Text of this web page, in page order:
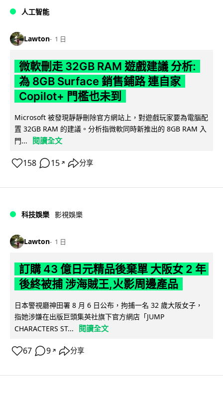
人工智能
Lawton 1 日
微軟刪走 32GB RAM 遊戲建議 分析:
為 8GB Surface 銷售鋪路 連自家
Copilot+ 門檻也未到
Microsoft 被發現靜靜刪除官方網站上，對遊戲玩家要為電腦配
置 32GB RAM 的建議。分析指微軟同時新推出的 8GB RAM 入
門...
閱讀全文
158 15 ↗ 分享
科技娛樂 影視娛樂
Lawton 1 日
訂購 43 億日元精品後棄單 大阪女 2 年
後終被捕 涉海賊王,火影周邊產品
日本警視廳神田署 8 月 6 日公布，拘捕一名 32 歲大阪女子，
指她涉嫌在出版巨頭集英社旗下官方網店「JUMP
CHARACTERS ST...
閱讀全文
67 9 ↗ 分享